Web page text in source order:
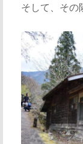
そして、その